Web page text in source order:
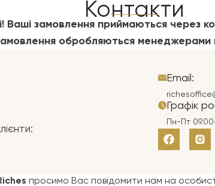
Контакти
Ваші замовлення приймаються через
обробляються менеджерами
Email:
Графік
Пн-Пт
просимо Вас повідомити нам на